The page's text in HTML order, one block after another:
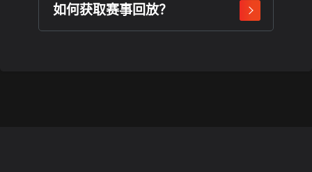
如何获取赛事回放？